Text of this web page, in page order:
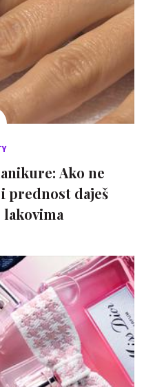
Ako ne
prednost daješ